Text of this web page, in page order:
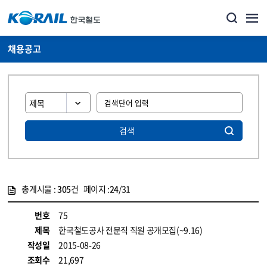
채용공고
검색
총게시물 :305건 페이지 :24/31
번호
75
제목
한국철도공사 전문직 직원 공개모집(~9.16)
작성일
2015-08-26
조회수
21,697